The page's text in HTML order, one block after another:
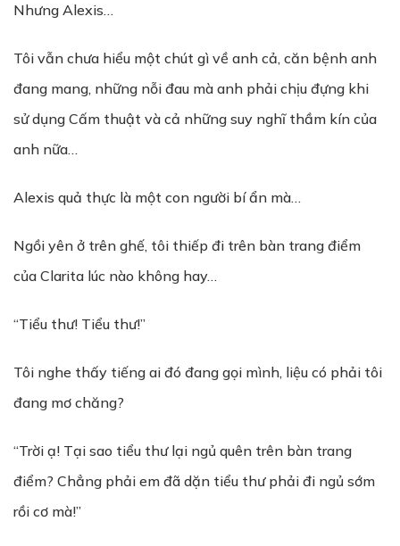
Nhưng Alexis…
Tôi vẫn chưa hiểu một chút gì về anh cả, căn bệnh anh
đang mang, những nỗi đau mà anh phải chịu đựng khi
sử dụng Cấm thuật và cả những suy nghĩ thầm kín của
anh nữa…
Alexis quả thực là một con người bí ẩn mà…
Ngồi yên ở trên ghế, tôi thiếp đi trên bàn trang điểm
của Clarita lúc nào không hay…
“Tiểu thư! Tiểu thư!”
Tôi nghe thấy tiếng ai đó đang gọi mình, liệu có phải tôi
đang mơ chăng?
“Trời ạ! Tại sao tiểu thư lại ngủ quên trên bàn trang
điểm? Chẳng phải em đã dặn tiểu thư phải đi ngủ sớm
rồi cơ mà!”